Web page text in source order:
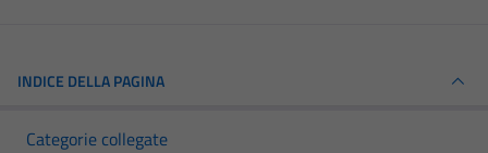
INDICE DELLA PAGINA
Categorie collegate